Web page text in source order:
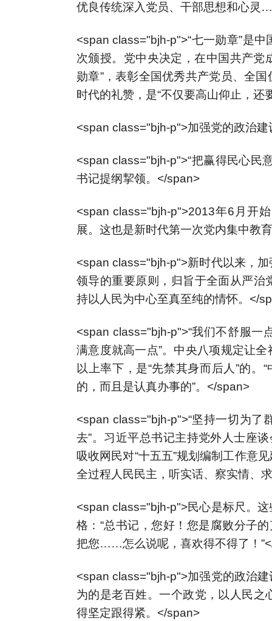
优良传统深入党员、干部思想和心
<span class="bjh-p">“七一勋章”是
次颁授。党中央决定，在中国共产党
勋章”，表彰全国优秀共产党员、全
时代的礼赞，是“不仅要高山仰止，还
<span class="bjh-p">加强党的政治
<span class="bjh-p">“把赢得民心民
书记提纲挈领。</span>
<span class="bjh-p">2013年6月开
展。这也是新时代第一次党内集中教
<span class="bjh-p">新时代以来，
领导的重要原则，归旨于全面从严
持以人民为中心至真至纯的情怀。</
<span class="bjh-p">“我们不舒服
满意度就高一点”。中央八项规定让
以上率下，是“先禁其身而后人”的。
的，而且是认真办事的”。</span>
<span class="bjh-p">“坚持一切为
去”。习近平总书记主持党外人士座
吸收网民对“十五五”规划编制工作意
全过程人民民主，听实话、察实情、
<span class="bjh-p">民心是标尺。
格：“总书记，您好！您是腐败分子
把您……怎么说呢，喜欢得不得了！
<span class="bjh-p">加强党的政治
为的是老百姓。一个政党，以人民
得坚定跟得紧。</span>